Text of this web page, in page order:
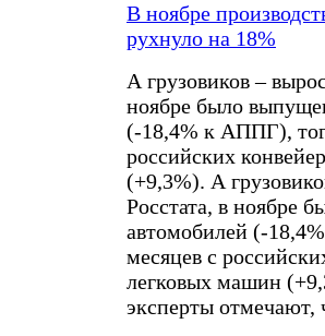
В ноябре
рухнуло на 18%
А грузовиков –
ноябре было
(-18,4% к АППГ),
российских
(+9,3%). А
Росстата, в ноябре
автомобилей (-
месяцев с
легковых машин
эксперты отмечают,